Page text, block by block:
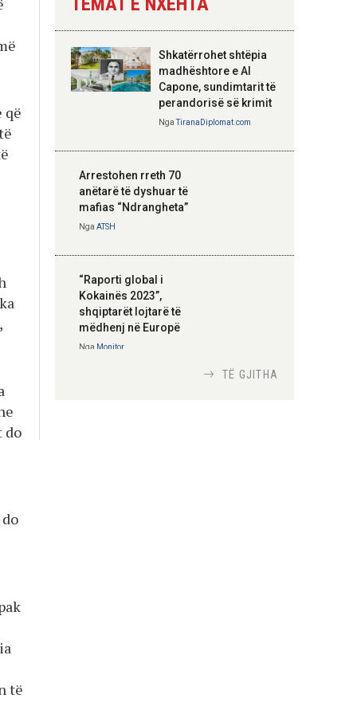
që
do
të
Hoxha takim me
zyrtarë të lartë të
DASH: Angazhim i
përbashkët për
strategjik
Shkatërrohet shtëpia
madhështore e Al
Capone, sundimtarit të
perandorisë së krimit
NgaTiranaDiplomat.com
Arrestohen rreth 70
anëtarë të dyshuar të
mafias “Ndrangheta”
Nga ATSH
“Raporti global i
Kokainës 2023”,
shqiptarët lojtarë të
mëdhenj në Europë
Nga Monitor
TË GJITHA